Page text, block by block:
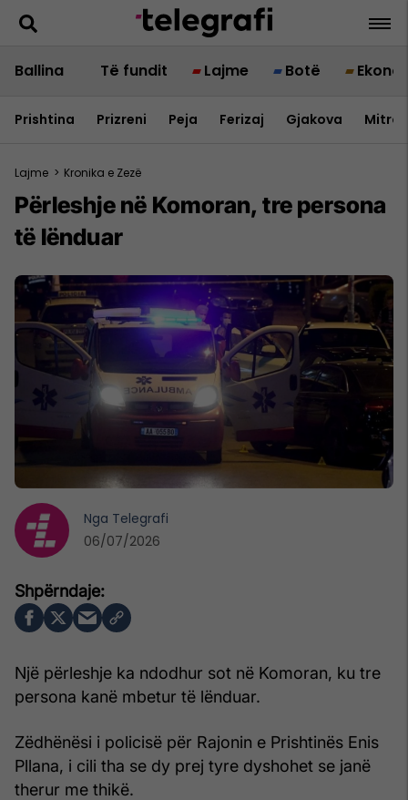
Ballina Të fundit Lajme Botë
Prishtina Prizreni Peja Ferizaj Gjakova
Lajme > Kronika e Zezë
Përleshje në Komoran, tre persona
të lënduar
Një përleshje ka ndodhur sot në Komoran, ku tre
persona kanë mbetur të lënduar.
Zëdhënësi i policisë për Rajonin e Prishtinës Enis
Pllana, i cili tha se dy prej tyre dyshohet se janë
therur me thikë.
Nga Telegrafi
06/07/2026